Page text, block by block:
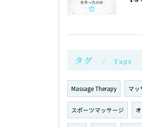
タグ Tags
Massage Therapy マッ
スポーツマッサージ